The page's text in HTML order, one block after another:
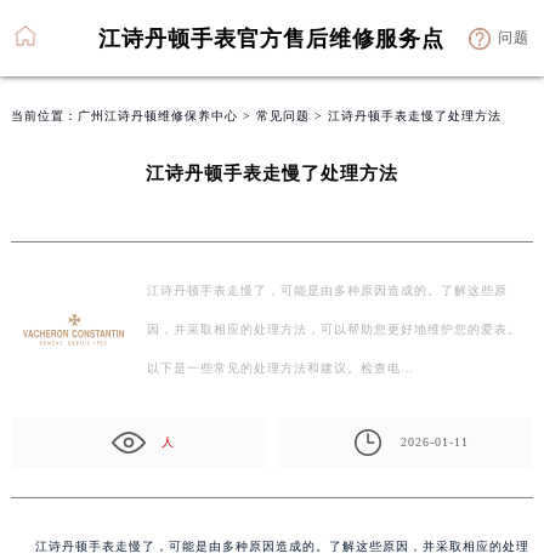
江诗丹顿手表官方售后维修服务点 问题
当前位置： 广州江诗丹顿维修保养中心 > 常见问题 > 江诗丹顿手表走慢了处理方法
江诗丹顿手表走慢了处理方法
江诗丹顿手表走慢了，可能是由多种原因造成的。了解这些原
因，并采取相应的处理方法，可以帮助您更好地维护您的爱表。
以下是一些常见的处理方法和建议。检查电…
人 2026-01-11
江诗丹顿手表走慢了，可能是由多种原因造成的。了解这些原因，并采取相应的处理